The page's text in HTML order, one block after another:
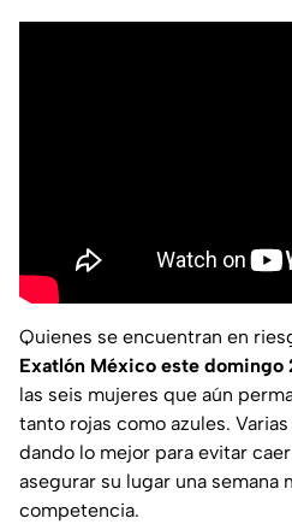
Quienes se encuentran en
Exatlón México este domingo
las seis mujeres que aún
tanto rojas como azules.
dando lo mejor para evitar
asegurar su lugar una semana
competencia.